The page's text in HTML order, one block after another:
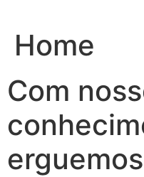
conteúdo
Home
Com